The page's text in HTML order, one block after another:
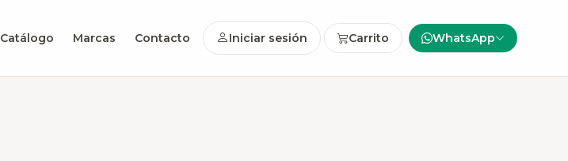
Catálogo Marcas Contacto Iniciar sesión Carrito WhatsApp